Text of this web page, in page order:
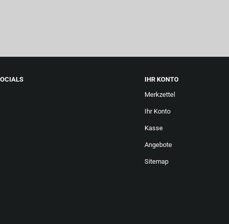
IHR KONTO
Merkzettel
Ihr Konto
Kasse
Angebote
Sitemap